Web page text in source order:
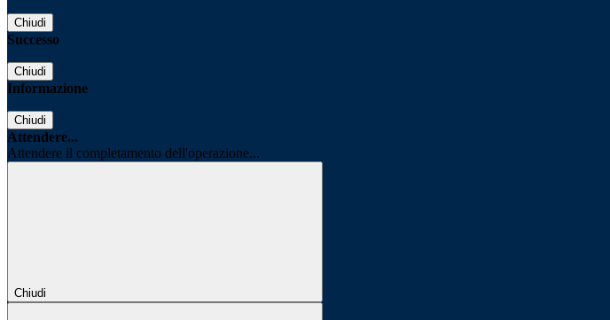
Chiudi
Successo
Chiudi
Informazione
Chiudi
Attendere...
Attendere il completamento dell'operazione...
Chiudi